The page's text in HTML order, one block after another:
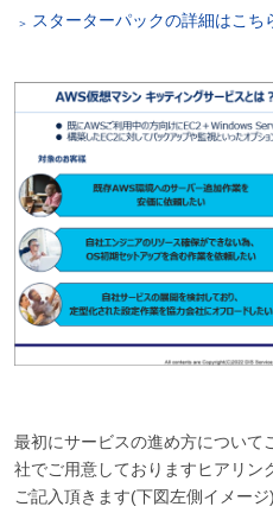
スターターパックの詳細はこち
最初にサービスの進め方について
社でご用意しておりますヒアリン
ご記入頂きます(下図左側イメー